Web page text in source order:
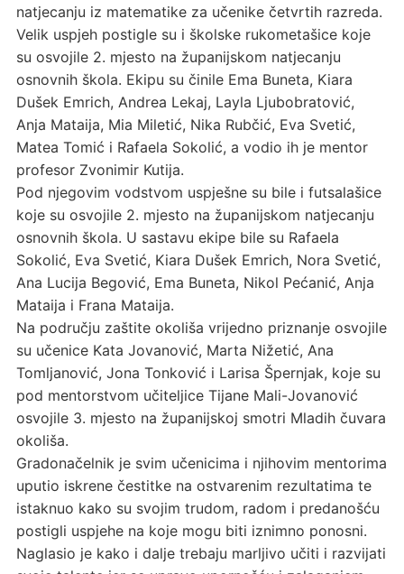
natjecanju iz matematike za učenike četvrtih razreda.
Velik uspjeh postigle su i školske rukometašice koje
su osvojile 2. mjesto na županijskom natjecanju
osnovnih škola. Ekipu su činile Ema Buneta, Kiara
Dušek Emrich, Andrea Lekaj, Layla Ljubobratović,
Anja Mataija, Mia Miletić, Nika Rubčić, Eva Svetić,
Matea Tomić i Rafaela Sokolić, a vodio ih je mentor
profesor Zvonimir Kutija.
Pod njegovim vodstvom uspješne su bile i futsalašice
koje su osvojile 2. mjesto na županijskom natjecanju
osnovnih škola. U sastavu ekipe bile su Rafaela
Sokolić, Eva Svetić, Kiara Dušek Emrich, Nora Svetić,
Ana Lucija Begović, Ema Buneta, Nikol Pećanić, Anja
Mataija i Frana Mataija.
Na području zaštite okoliša vrijedno priznanje osvojile
su učenice Kata Jovanović, Marta Nižetić, Ana
Tomljanović, Jona Tonković i Larisa Špernjak, koje su
pod mentorstvom učiteljice Tijane Mali-Jovanović
osvojile 3. mjesto na županijskoj smotri Mladih čuvara
okoliša.
Gradonačelnik je svim učenicima i njihovim mentorima
uputio iskrene čestitke na ostvarenim rezultatima te
istaknuo kako su svojim trudom, radom i predanošću
postigli uspjehe na koje mogu biti iznimno ponosni.
Naglasio je kako i dalje trebaju marljivo učiti i razvijati